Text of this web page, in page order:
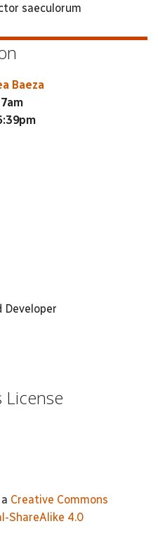
saeculorum
Baeza
Developer
License
Creative Commons
ShareAlike 4.0